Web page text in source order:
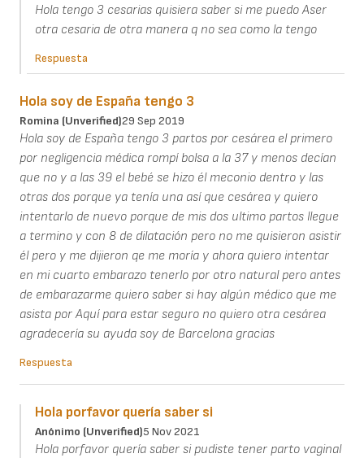
Hola tengo 3 cesarias quisiera saber si me puedo Aser
otra cesaria de otra manera q no sea como la tengo
Respuesta
Hola soy de España tengo 3
Romina (unverified)29 Sep 2019
Hola soy de España tengo 3 partos por cesárea el primero
por negligencia médica rompí bolsa a la 37 y menos decían
que no y a las 39 el bebé se hizo él meconio dentro y las
otras dos porque ya tenía una así que cesárea y quiero
intentarlo de nuevo porque de mis dos ultimo partos llegue
a termino y con 8 de dilatación pero no me quisieron asistir
él pero y me dijieron qe me moría y ahora quiero intentar
en mi cuarto embarazo tenerlo por otro natural pero antes
de embarazarme quiero saber si hay algún médico que me
asista por Aquí para estar seguro no quiero otra cesárea
agradecería su ayuda soy de Barcelona gracias
Respuesta
Hola porfavor quería saber si
Anónimo (unverified)5 Nov 2021
Hola porfavor quería saber si pudiste tener parto vaginal